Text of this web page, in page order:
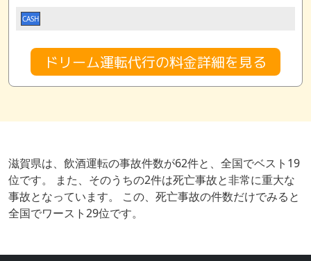
CASH
ドリーム運転代行の料金詳細を見る
滋賀県は、飲酒運転の事故件数が62件と、全国でベスト19
位です。 また、そのうちの2件は死亡事故と非常に重大な
事故となっています。 この、死亡事故の件数だけでみると
全国でワースト29位です。